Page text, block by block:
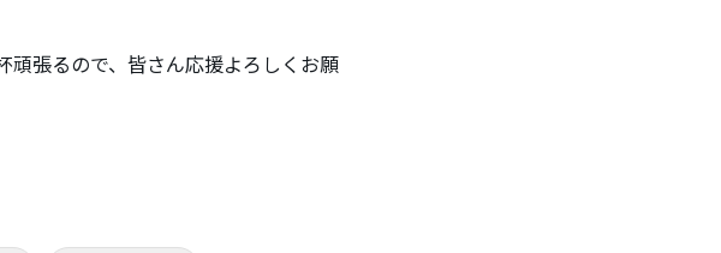
頑張るので、皆さん応援よろしくお願